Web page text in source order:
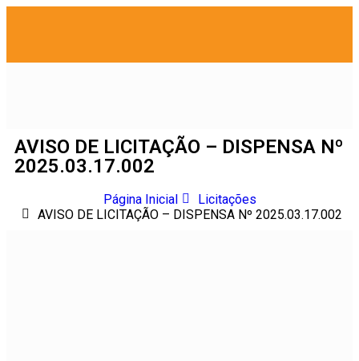
AVISO DE LICITAÇÃO – DISPENSA Nº
2025.03.17.002
Página Inicial
Licitações
AVISO DE LICITAÇÃO – DISPENSA Nº 2025.03.17.002